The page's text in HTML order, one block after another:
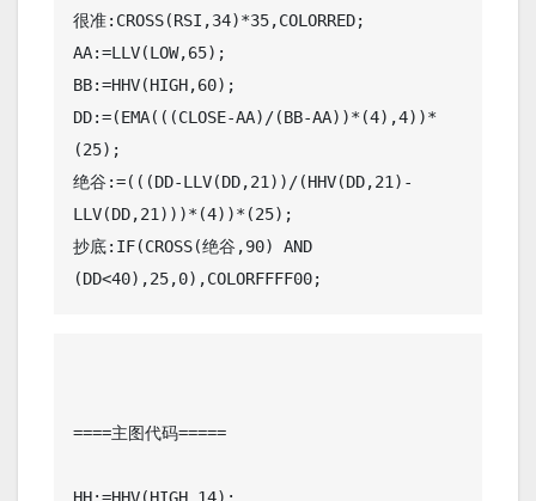
很准:CROSS(RSI,34)*35,COLORRED;
AA:=LLV(LOW,65);
BB:=HHV(HIGH,60);
DD:=(EMA(((CLOSE-AA)/(BB-AA))*(4),4))*
(25);
绝谷:=(((DD-LLV(DD,21))/(HHV(DD,21)-
LLV(DD,21)))*(4))*(25);
抄底:IF(CROSS(绝谷,90) AND
(DD<40),25,0),COLORFFFF00;
====主图代码=====